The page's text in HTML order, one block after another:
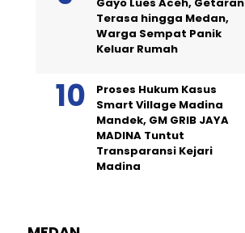
Terasa hingga Medan,
Warga Sempat Panik
Keluar Rumah
Proses Hukum Kasus
Smart Village Madina
Mandek, GM GRIB JAYA
MADINA Tuntut
Transparansi Kejari
Madina